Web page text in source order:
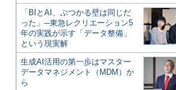
「BIとAI、ぶつかる壁は同じだ
った」─東急レクリエーション5
年の実践が示す「データ整備」
という現実解
生成AI活用の第一歩はマスター
データマネジメント（MDM）か
ら